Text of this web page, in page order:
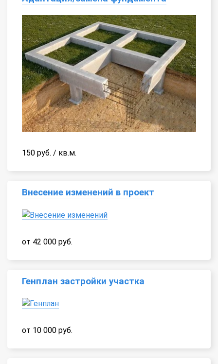
150 руб. / кв.м.
Внесение изменений в проект
от 42 000 руб.
Генплан застройки участка
от 10 000 руб.